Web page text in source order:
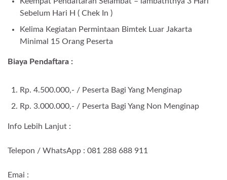
Sebelum Hari H ( Chek In )
Kelima Kegiatan Permintaan Bimtek Luar Jakarta
Minimal 15 Orang Peserta
Biaya Pendaftara :
Rp. 4.500.000,- / Peserta Bagi Yang Menginap
Rp. 3.000.000,- / Peserta Bagi Yang Non Menginap
Info Lebih Lanjut :
Telepon / WhatsApp : 081 288 688 911
Emai :